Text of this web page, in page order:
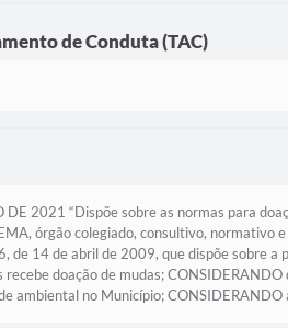
de Conduta (TAC)
2021 “Dispõe sobre as normas para
órgão colegiado, consultivo,
de 14 de abril de 2009, que dispõe sobre
doação de mudas;
ambiental no Município; CONSIDERANDO